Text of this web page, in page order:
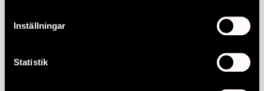
Inställningar
Statistik